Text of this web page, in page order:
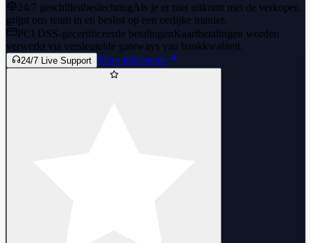
24/7 geschillenbeslechtingAls je er niet uitkomt met de verkoper,
grijpt ons team in en beslist op een eerlijke manier.
PCI DSS-gecertificeerde betalingenKaartbetalingen worden
verwerkt via versleutelde gateways van bankkwaliteit.
24/7 Live Support Meer informatie